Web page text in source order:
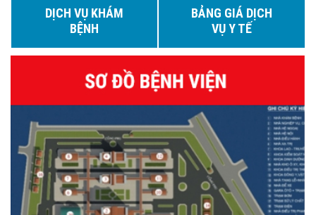
DỊCH VỤ KHÁM
BỆNH
BẢNG GIÁ DỊCH
VỤ Y TẾ